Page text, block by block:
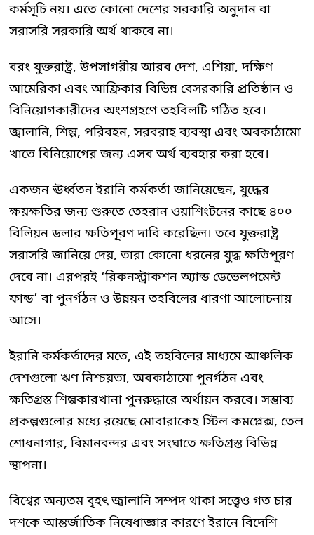
কর্মসূচি নয়। এতে কোনো দেশের সরকারি অনুদান বা
সরাসরি সরকারি অর্থ থাকবে না।
বরং যুক্তরাষ্ট্র, উপসাগরীয় আরব দেশ, এশিয়া, দক্ষিণ
আমেরিকা এবং আফ্রিকার বিভিন্ন বেসরকারি প্রতিষ্ঠান ও
বিনিয়োগকারীদের অংশগ্রহণে তহবিলটি গঠিত হবে।
জ্বালানি, শিল্প, পরিবহন, সরবরাহ ব্যবস্থা এবং অবকাঠামো
খাতে বিনিয়োগের জন্য এসব অর্থ ব্যবহার করা হবে।
একজন ঊর্ধ্বতন ইরানি কর্মকর্তা জানিয়েছেন, যুদ্ধের
ক্ষয়ক্ষতির জন্য শুরুতে তেহরান ওয়াশিংটনের কাছে ৪০০
বিলিয়ন ডলার ক্ষতিপূরণ দাবি করেছিল। তবে যুক্তরাষ্ট্র
সরাসরি জানিয়ে দেয়, তারা কোনো ধরনের যুদ্ধ ক্ষতিপূরণ
দেবে না। এরপরই ‘রিকনস্ট্রাকশন অ্যান্ড ডেভেলপমেন্ট
ফান্ড’ বা পুনর্গঠন ও উন্নয়ন তহবিলের ধারণা আলোচনায়
আসে।
ইরানি কর্মকর্তাদের মতে, এই তহবিলের মাধ্যমে আঞ্চলিক
দেশগুলো ঋণ নিশ্চয়তা, অবকাঠামো পুনর্গঠন এবং
ক্ষতিগ্রস্ত শিল্পকারখানা পুনরুদ্ধারে অর্থায়ন করবে। সম্ভাব্য
প্রকল্পগুলোর মধ্যে রয়েছে মোবারাকেহ স্টিল কমপ্লেক্স, তেল
শোধনাগার, বিমানবন্দর এবং সংঘাতে ক্ষতিগ্রস্ত বিভিন্ন
স্থাপনা।
বিশ্বের অন্যতম বৃহৎ জ্বালানি সম্পদ থাকা সত্ত্বেও গত চার
দশকে আন্তর্জাতিক নিষেধাজ্ঞার কারণে ইরানে বিদেশি